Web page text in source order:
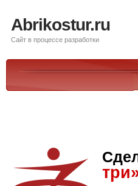
Abrikostur.ru
Сайт в процессе разработки